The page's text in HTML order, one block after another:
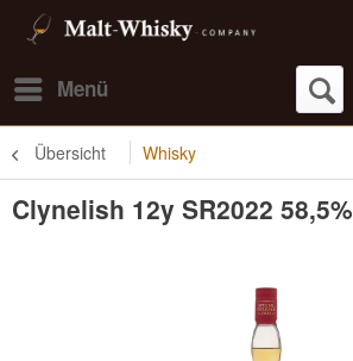
Menü
Übersicht Whisky
Clynelish 12y SR2022 58,5%